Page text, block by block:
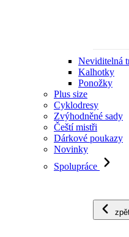
Neviditelná
Kalhotky
Ponožky
Plus size
Cyklodresy
Zvýhodněné sady
Čeští mistři
Dárkové poukazy
Novinky
Spolupráce